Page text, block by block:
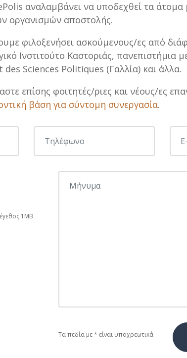
αναλαμβάνει να υποδεχθεί τα
οργανισμών αποστολής.
φιλοξενήσει ασκούμενους/ες από
Ινστιτούτο Καστοριάς, πανεπιστήμια
Sciences Politiques (Γαλλία) και άλλα.
επίσης φοιτητές/ριες και νέους/ες
βάση για σύντομη συνεργασία.
1MB
Τα πεδία με * είναι υποχρεωτικά